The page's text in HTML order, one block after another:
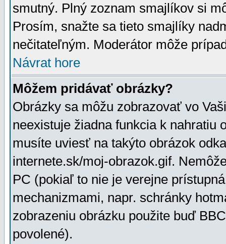
smutný. Plný zoznam smajlíkov si
Prosím, snažte sa tieto smajlíky
nečitateľným. Moderátor môže
Návrat hore
Môžem pridávať obrázky?
Obrázky sa môžu zobrazovať vo
neexistuje žiadna funkcia k nahratiu
musíte uviesť na takýto obrázok
internete.sk/moj-obrazok.gif.
PC (pokiaľ to nie je verejne
mechanizmami, napr. schránky
zobrazeniu obrázku použite buď
povolené).